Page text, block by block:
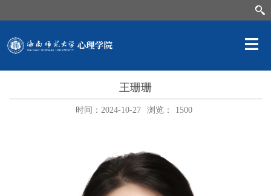
王珊珊
时间：2024-10-27 浏览： 1500